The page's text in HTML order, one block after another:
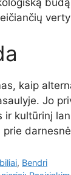
kaip
Jo
ir kultūrinį
prie
, Bendri